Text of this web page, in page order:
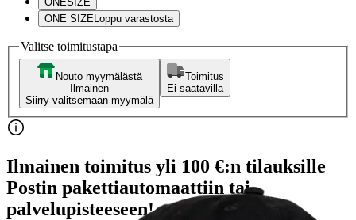
ONE SIZELoppu varastosta
Valitse toimitustapa
Nouto myymälästä
Ilmainen
Siirry valitsemaan myymälä
Toimitus
Ei saatavilla
Ilmainen toimitus yli 100 €:n tilauksille
Postin pakettiautomaattiin tai
palvelupisteeseen!